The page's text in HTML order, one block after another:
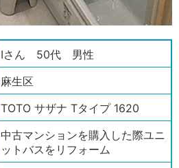
Iさん 50代 男性
麻生区
TOTO サザナ Tタイプ 1620
中古マンションを購入した際ユニ
ットバスをリフォーム